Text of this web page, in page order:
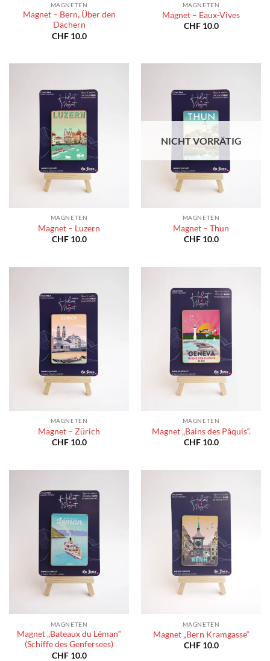
MAGNETEN
Magnet – Bern, Über den
Dächern
CHF10.0
MAGNETEN
Magnet – Eaux-Vives
CHF10.0
MAGNETEN
Magnet – Luzern
CHF10.0
NICHT VORRÄTIG
MAGNETEN
Magnet – Thun
CHF10.0
MAGNETEN
Magnet – Zürich
CHF10.0
MAGNETEN
Magnet „Bains des Pâquis“.
CHF10.0
MAGNETEN
Magnet „Bateaux du Léman“
(Schiffe des Genfersees)
CHF10.0
MAGNETEN
Magnet „Bern Kramgasse“
CHF10.0